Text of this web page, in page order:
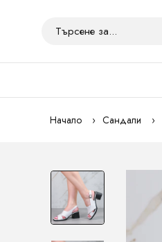
Начало Сандали